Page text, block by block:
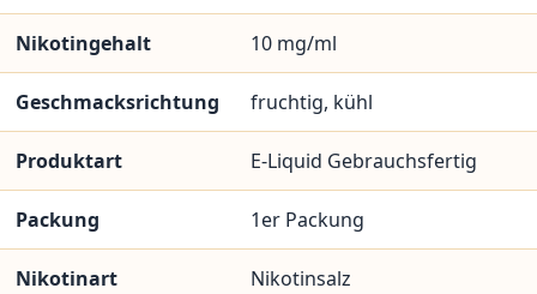
Nikotingehalt 10 mg/ml
Geschmacksrichtung fruchtig, kühl
Produktart E-Liquid Gebrauchsfertig
Packung 1er Packung
Nikotinart Nikotinsalz